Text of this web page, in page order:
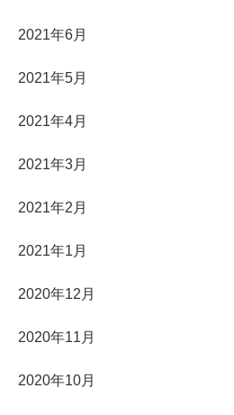
2021年6月
2021年5月
2021年4月
2021年3月
2021年2月
2021年1月
2020年12月
2020年11月
2020年10月